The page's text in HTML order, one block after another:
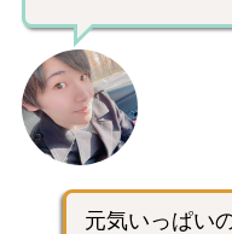
元気いっぱい